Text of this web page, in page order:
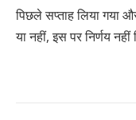
पिछले सप्ताह लिया गया
या नहीं, इस पर निर्णय नहीं